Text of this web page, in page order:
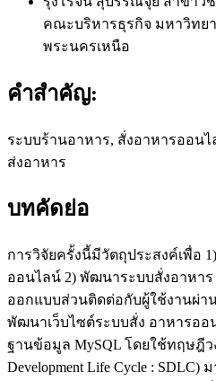
คณะบริหารธุรกิจ มหาวิทย
พระนครเหนือ
คำสำคัญ:
ระบบร้านอาหาร, สั่งอาหารออน
ส่งอาหาร
บทคัดย่อ
การวิจัยครั้งนี้มีวัตถุประสงค์เพื่อ
ออนไลน์ 2) พัฒนาระบบสั่งอาหา
ออกแบบส่วนติดต่อกับผู้ใช้งานผ่าน
พัฒนาเว็บไซต์ระบบสั่ง อาหารออ
ฐานข้อมูล MySQL โดยใช้ทฤษฎีว
Development Life Cycle :